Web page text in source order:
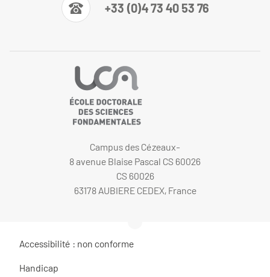
+33 (0)4 73 40 53 76
Campus des Cézeaux-
8 avenue Blaise Pascal CS 60026
CS 60026
63178 AUBIERE CEDEX, France
Accessibilité : non conforme
Handicap